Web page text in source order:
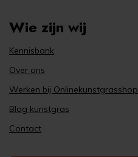
Wie zijn wij
Kennisbank
Over ons
Werken bij Onlinekunstgrasshop
Blog kunstgras
Contact